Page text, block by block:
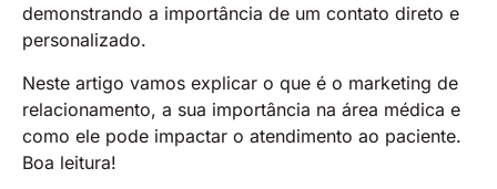
demonstrando a importância de um contato direto e
personalizado​.
Neste artigo vamos explicar o que é o marketing de
relacionamento, a sua importância na área médica e
como ele pode impactar o atendimento ao paciente.
Boa leitura!